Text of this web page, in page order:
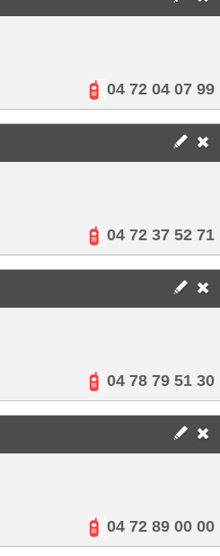
04 72 04 07 99
04 72 37 52 71
04 78 79 51 30
04 72 89 00 00